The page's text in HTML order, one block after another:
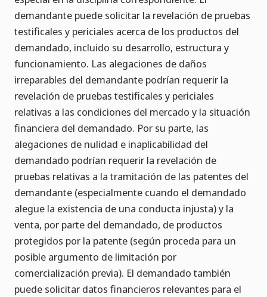
demandante puede solicitar la revelación de pruebas
testificales y periciales acerca de los productos del
demandado, incluido su desarrollo, estructura y
funcionamiento. Las alegaciones de daños
irreparables del demandante podrían requerir la
revelación de pruebas testificales y periciales
relativas a las condiciones del mercado y la situación
financiera del demandado. Por su parte, las
alegaciones de nulidad e inaplicabilidad del
demandado podrían requerir la revelación de
pruebas relativas a la tramitación de las patentes del
demandante (especialmente cuando el demandado
alegue la existencia de una conducta injusta) y la
venta, por parte del demandado, de productos
protegidos por la patente (según proceda para un
posible argumento de limitación por
comercialización previa). El demandado también
puede solicitar datos financieros relevantes para el